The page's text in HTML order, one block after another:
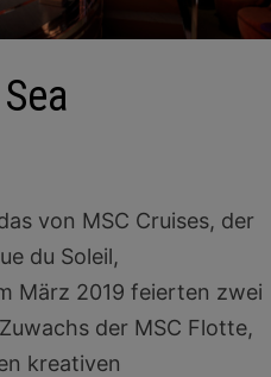
von MSC Cruises, der
du Soleil,
März 2019 feierten zwei
der MSC Flotte,
kreativen